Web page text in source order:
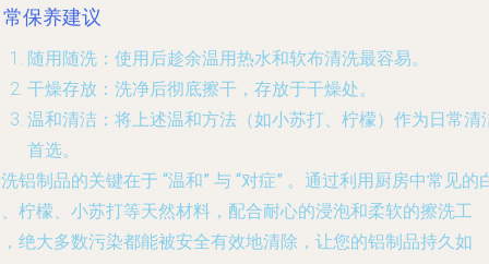
保养建议
随用随洗 ：使用后趁余温用热水和软布清洗最容易。
干燥存放 ：洗净后彻底擦干，存放于干燥处。
温和清洁 ：将上述温和方法（如小苏打、柠檬）作为日常清
首选。
铝制品的关键在于 “温和” 与 “对症” 。通过利用厨房中常见的
柠檬、小苏打等天然材料，配合耐心的浸泡和柔软的擦洗工
绝大多数污染都能被安全有效地清除，让您的铝制品持久如